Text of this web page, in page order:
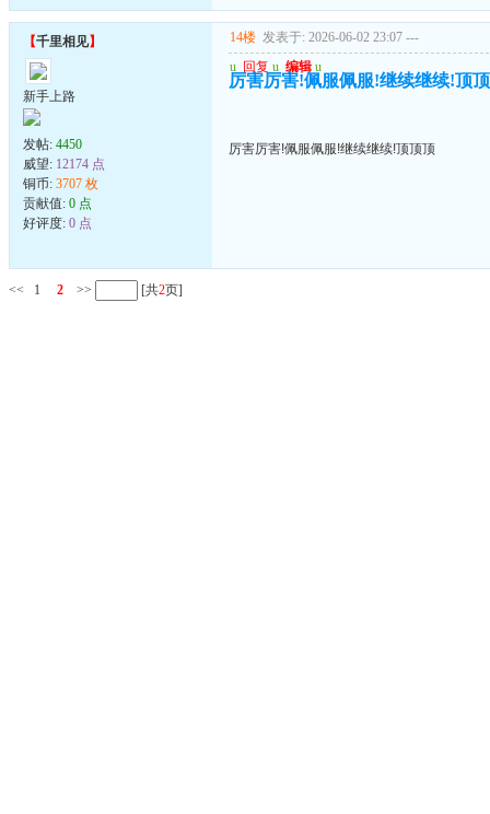
【千里相见】
新手上路
发帖: 4450
威望: 12174 点
铜币: 3707 枚
贡献值: 0 点
好评度: 0 点
14楼 发表于: 2026-06-02 23:07 ---
u 回复 u 编辑 u
厉害厉害!佩服佩服!继续继续!顶
厉害厉害!佩服佩服!继续继续!顶顶顶
<< 1 2 >> [共2页]